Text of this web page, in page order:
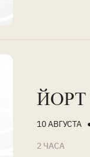
10
2 ЧАСА